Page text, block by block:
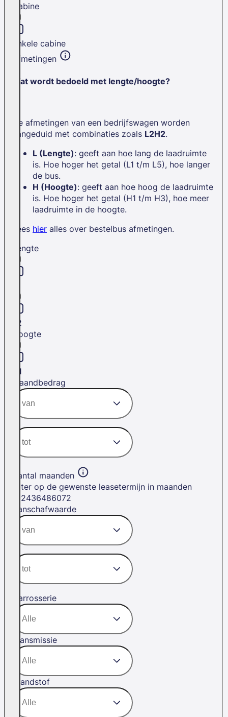
Cabine
Enkele cabine
Afmetingen
Wat wordt bedoeld met lengte/hoogte?
De afmetingen van een bedrijfswagen worden
aangeduid met combinaties zoals L2H2.
L (Lengte): geeft aan hoe lang de laadruimte
is. Hoe hoger het getal (L1 t/m L5), hoe langer
de bus.
H (Hoogte): geeft aan hoe hoog de laadruimte
is. Hoe hoger het getal (H1 t/m H3), hoe meer
laadruimte in de hoogte.
Lees hier alles over bestelbus afmetingen.
Lengte
L2
Hoogte
H1
Maandbedrag
Aantal maanden
Filter op de gewenste leasetermijn in maanden
2436486072
Aanschafwaarde
Carrosserie
Transmissie
Brandstof